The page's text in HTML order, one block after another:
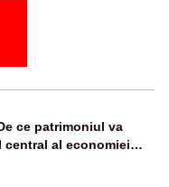
ce patrimoniul va
al economiei